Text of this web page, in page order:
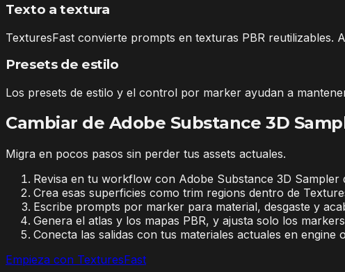
Texto a textura
TexturesFast convierte prompts en texturas PBR reutilizables.
Presets de estilo
Los presets de estilo y el control por marker ayudan a
Cambiar de Adobe Substance 3D
Migra en pocos pasos sin perder tus assets actuales.
Revisa en tu workflow con Adobe Substance 3D
Crea esas superficies como trim regions dentro de
Escribe prompts por marker para material, desgaste y
Genera el atlas y los mapas PBR, y ajusta solo los
Conecta las salidas con tus materiales actuales en
Empieza con TexturesFast